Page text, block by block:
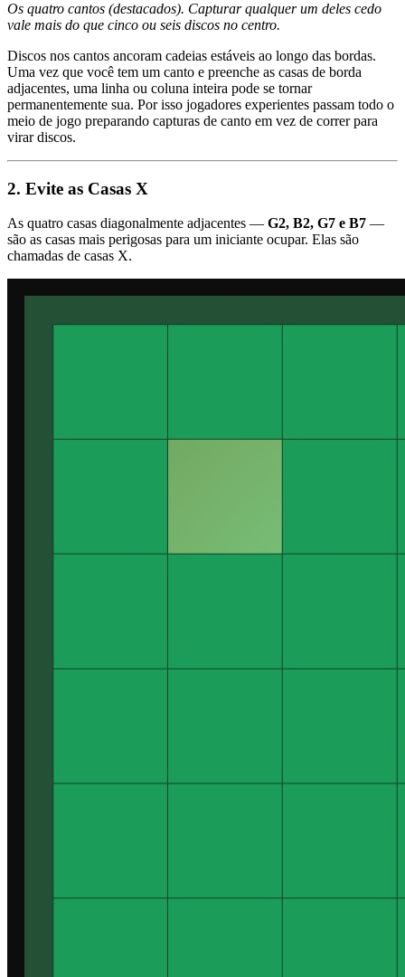
Os quatro cantos (destacados). Capturar qualquer um deles cedo
vale mais do que cinco ou seis discos no centro.
Discos nos cantos ancoram cadeias estáveis ao longo das bordas.
Uma vez que você tem um canto e preenche as casas de borda
adjacentes, uma linha ou coluna inteira pode se tornar
permanentemente sua. Por isso jogadores experientes passam todo o
meio de jogo preparando capturas de canto em vez de correr para
virar discos.
2. Evite as Casas X
As quatro casas diagonalmente adjacentes — G2, B2, G7 e B7 —
são as casas mais perigosas para um iniciante ocupar. Elas são
chamadas de casas X.